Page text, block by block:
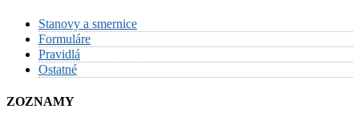
Stanovy a smernice
Formuláre
Pravidlá
Ostatné
ZOZNAMY